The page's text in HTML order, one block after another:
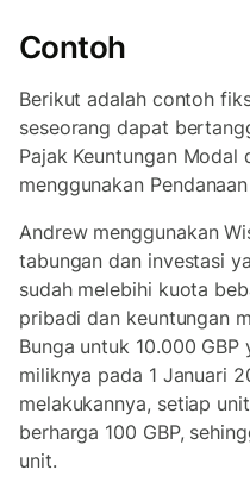
Contoh
Berikut adalah contoh
seseorang dapat
Pajak Keuntungan Modal
menggunakan
Andrew menggunakan
tabungan dan investasi
sudah melebihi kuota
pribadi dan keuntungan
Bunga untuk 10.000
miliknya pada 1 Januari
melakukannya, setiap
berharga 100 GBP,
unit.